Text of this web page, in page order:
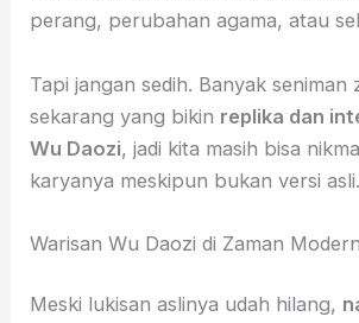
perang, perubahan agama, atau
Tapi jangan sedih. Banyak seniman
sekarang yang bikin replika dan
Wu Daozi, jadi kita masih bisa
karyanya meskipun bukan versi asli.
Warisan Wu Daozi di Zaman Modern
Meski lukisan aslinya udah hilang,